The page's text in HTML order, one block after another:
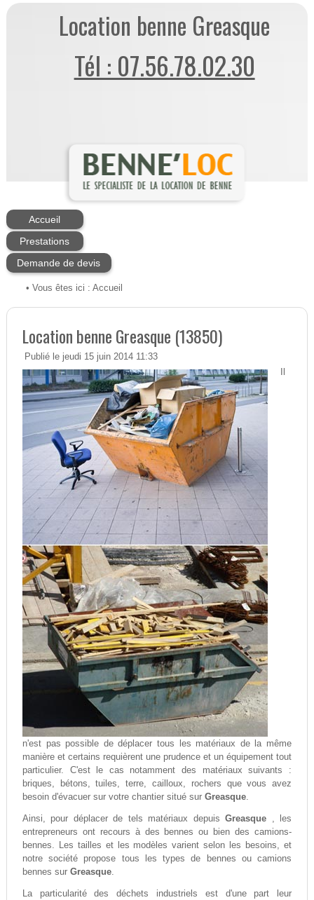
Location benne Greasque
Tél : 07.56.78.02.30
Accueil
Prestations
Demande de devis
• Vous êtes ici : Accueil
Location benne Greasque (13850)
Publié le jeudi 15 juin 2014 11:33
n'est pas possible de déplacer tous les matériaux de la même
manière et certains requièrent une prudence et un équipement tout
particulier. C'est le cas notamment des matériaux suivants :
briques, bétons, tuiles, terre, cailloux, rochers que vous avez
besoin d'évacuer sur votre chantier situé sur Greasque.
Ainsi, pour déplacer de tels matériaux depuisGreasque , les
entrepreneurs ont recours à des bennes ou bien des camions-
bennes. Les tailles et les modèles varient selon les besoins, et
notre société propose tous les types de bennes ou camions
bennes sur Greasque.
La particularité des déchets industriels est d'une part leur